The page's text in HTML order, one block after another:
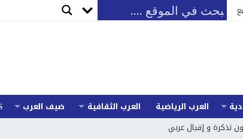
العرب الرياضية العرب الثقافية ضيف العرب